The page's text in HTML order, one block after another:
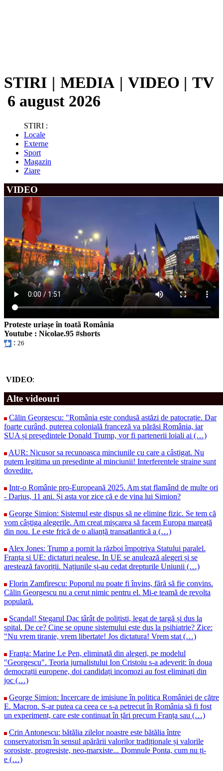
STIRI | MEDIA | VIDEO | TV
6 august 2026
STIRI :
Locale
Externe
Sport
Magazin
Ziare
VIDEO
Proteste uriașe în toată România
Youtube : Nicolae.95 #shorts
VIDEO:
Alte videouri
Călin Georgescu: "România este condusă astăzi de patocrație. Dar
foarte curând, puterea colonială franceză va părăsi România, iar
SUA și președintele Donald Trump, vor fi partenerii loiali ai (…)
AUR: Nicusor sa recunoasca minciunile cu care a câstigat. Nu
putem legitima un presedinte al minciunii! Interferentele straine sunt
dovedite.
Intr-o Românie pro-Europeană 2025. Am stat flamând de multe ori
- Darius, 11 ani. Și asta vor zice că e de vina lui Simion?
George Simion: Sistemul este dispus să ne elimine fizic. Se tem că
vom câștiga alegerile. Am creat mișcarea să facem Europa mareață
din nou. Le este frică de o alianță transatlantică a (…)
Alex Jones: Trump a pornit la război împotriva Statului paralel.
Franța si UE: dictaturi nealese. In UE se anulează alegeri și se
arestează favoriții. Națiunile și-au cedat drepturile Uniunii (…)
Florin Zamfirescu: Poporul nu poate fi învins, fără să fie convins.
Călin Georgescu nu a cerut nimic pentru el. Mi-e teamă de revolta
populară.
Scandal! Stegarul Dac târât de polițisti, legat de targă și dus la
spital. De ce? Cine se opune sistemului este dus la psihiatrie? Zice:
"Nu vrem tiranie, vrem libertate! Jos dictatura! Vrem stat (…)
Franța: Marine Le Pen, eliminată din alegeri, pe modelul
"Georgescu". Teoria jurnalistului Ion Cristoiu s-a adeverit: în doua
democrații europene, doi candidați incomozi au fost eliminați din
joc (…)
George Simion: Incercare de imisiune în politica României de către
E. Macron. S-ar putea ca ceea ce s-a petrecut în România să fi fost
un experiment, care este continuat în țări precum Franța sau (…)
Crin Antonescu: bătălia zilelor noastre este bătălia între
conservatorism în sensul apărării valorilor tradiționale și valorile
sorosiste, progresiste, neo-marxiste... Domnule Ponta, cum nu ți-
e (…)